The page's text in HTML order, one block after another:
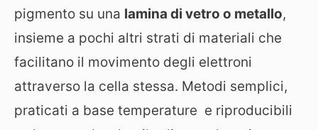
pigmento su una lamina di vetro o metallo,
insieme a pochi altri strati di materiali che
facilitano il movimento degli elettroni
attraverso la cella stessa. Metodi semplici,
praticati a base temperature e riproducibili